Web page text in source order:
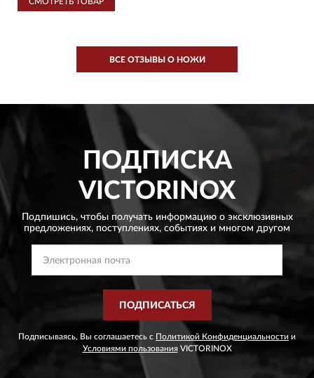
ВСЕ ОТЗЫВЫ О НОЖИ
ПОДПИСКА
VICTORINOX
Подпишись, чтобы получать информацию о эксклюзивных
предложениях, поступлениях, событиях и многом другом
ПОДПИСАТЬСЯ
Подписываясь, Вы соглашаетесь с Политикой Конфиденциальности и
Условиями пользованияVICTORINOX